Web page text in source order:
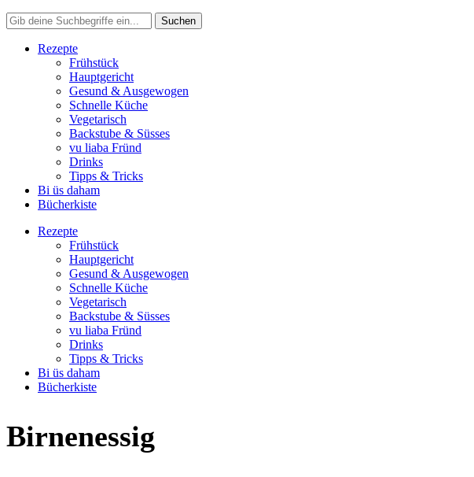
Rezepte
Frühstück
Hauptgericht
Gesund & Ausgewogen
Schnelle Küche
Vegetarisch
Backstube & Süsses
vu liaba Fründ
Drinks
Tipps & Tricks
Bi üs daham
Bücherkiste
Rezepte
Frühstück
Hauptgericht
Gesund & Ausgewogen
Schnelle Küche
Vegetarisch
Backstube & Süsses
vu liaba Fründ
Drinks
Tipps & Tricks
Bi üs daham
Bücherkiste
Birnenessig